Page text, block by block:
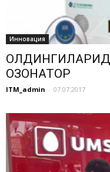
Инновация
ОЗОНАТОР
ITM_admin - 07.07.2017